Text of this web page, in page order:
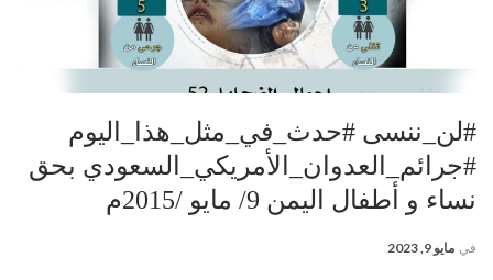
#لن_ننسى #حدث_في_مثل_هذا_اليوم
#جرائم_العدوان_الأمريكي_السعودي بحق
نساء و أطفال اليمن 9/ مايو /2015م
في مايو 9, 2023